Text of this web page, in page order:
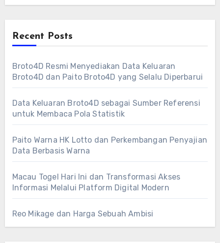
Recent Posts
Broto4D Resmi Menyediakan Data Keluaran
Broto4D dan Paito Broto4D yang Selalu Diperbarui
Data Keluaran Broto4D sebagai Sumber Referensi
untuk Membaca Pola Statistik
Paito Warna HK Lotto dan Perkembangan Penyajian
Data Berbasis Warna
Macau Togel Hari Ini dan Transformasi Akses
Informasi Melalui Platform Digital Modern
Reo Mikage dan Harga Sebuah Ambisi